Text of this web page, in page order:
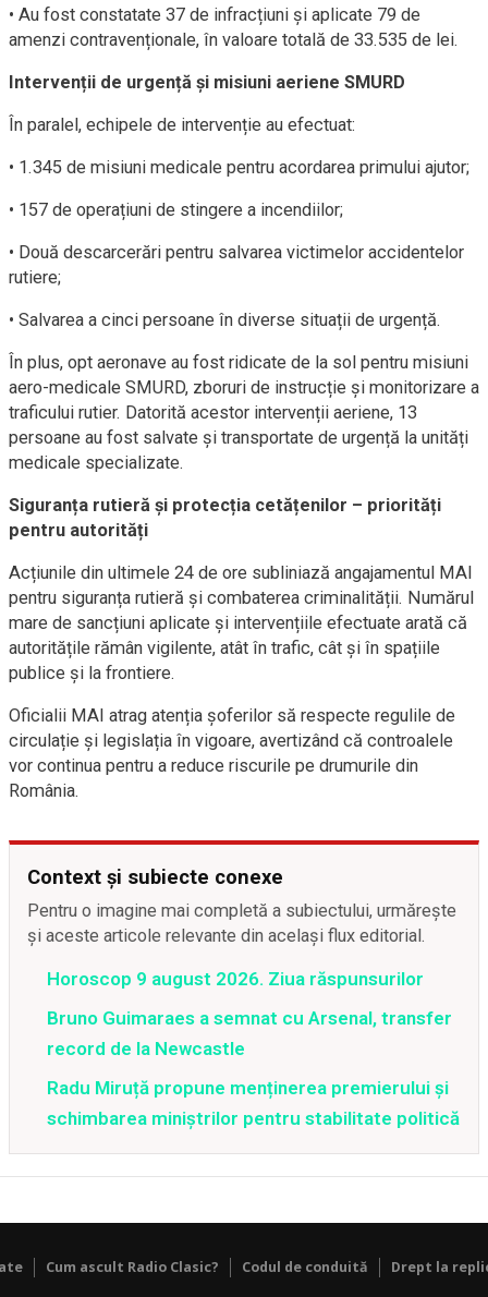
• Au fost constatate 37 de infracțiuni și aplicate 79 de
amenzi contravenționale, în valoare totală de 33.535 de lei.
Intervenții de urgență și misiuni aeriene SMURD
În paralel, echipele de intervenție au efectuat:
• 1.345 de misiuni medicale pentru acordarea primului ajutor;
• 157 de operațiuni de stingere a incendiilor;
• Două descarcerări pentru salvarea victimelor accidentelor
rutiere;
• Salvarea a cinci persoane în diverse situații de urgență.
În plus, opt aeronave au fost ridicate de la sol pentru misiuni
aero-medicale SMURD, zboruri de instrucție și monitorizare a
traficului rutier. Datorită acestor intervenții aeriene, 13
persoane au fost salvate și transportate de urgență la unități
medicale specializate.
Siguranța rutieră și protecția cetățenilor – priorități
pentru autorități
Acțiunile din ultimele 24 de ore subliniază angajamentul MAI
pentru siguranța rutieră și combaterea criminalității. Numărul
mare de sancțiuni aplicate și intervențiile efectuate arată că
autoritățile rămân vigilente, atât în trafic, cât și în spațiile
publice și la frontiere.
Oficialii MAI atrag atenția șoferilor să respecte regulile de
circulație și legislația în vigoare, avertizând că controalele
vor continua pentru a reduce riscurile pe drumurile din
România.
Context și subiecte conexe
Pentru o imagine mai completă a subiectului, urmărește
și aceste articole relevante din același flux editorial.
Horoscop 9 august 2026. Ziua răspunsurilor
Bruno Guimaraes a semnat cu Arsenal, transfer
record de la Newcastle
Radu Miruță propune menținerea premierului și
schimbarea miniștrilor pentru stabilitate politică
Cum ascult Radio Clasic? Codul de conduită Drept la